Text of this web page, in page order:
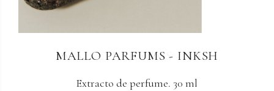
MALLO PARFUMS - INKSH
Extracto de perfume. 30 ml
MALLO PARFUMS - ARC
30 ml